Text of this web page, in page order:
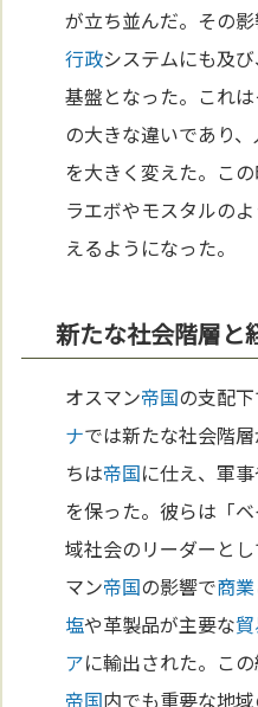
が立ち並んだ。その
行政システムにも及
基盤となった。これ
の大きな違いであり
を大きく変えた。こ
ラエボやモスタルの
えるようになった。
新たな社会階層と
オスマン帝国の支配下
ナでは新たな社会階
ちは帝国に仕え、軍
を保った。彼らは「
域社会のリーダーと
マン帝国の影響で商業
塩や革製品が主要な
アに輸出された。こ
帝国内でも重要な地域